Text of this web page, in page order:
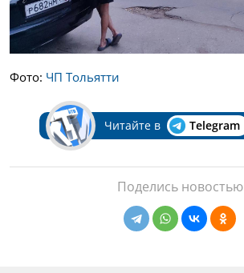
Фото: ЧП Тольятти
Читайте в Telegram
Поделись новостью